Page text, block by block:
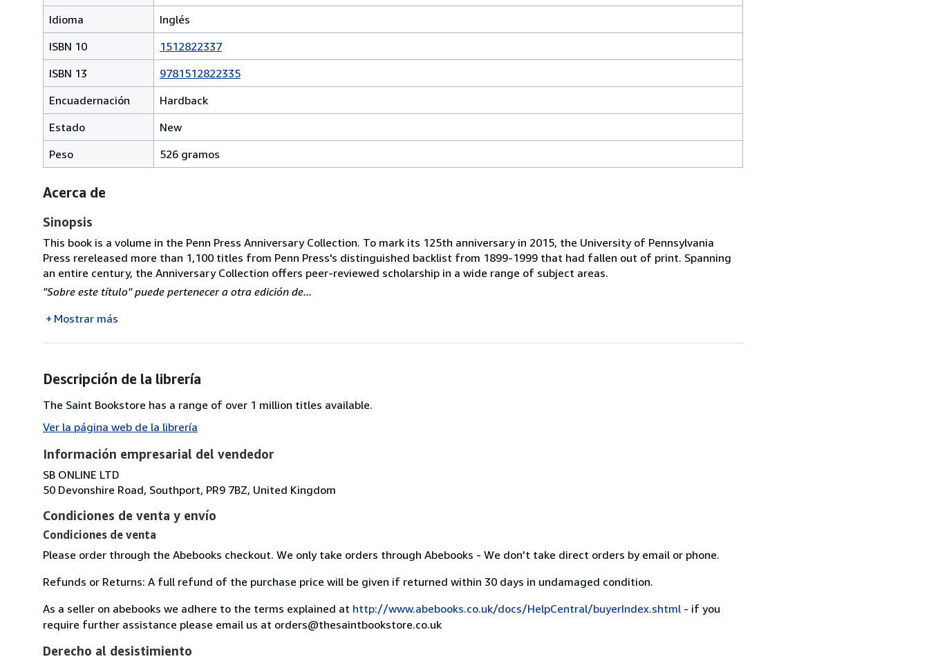
Idioma
Inglés
ISBN 10
1512822337
ISBN 13
9781512822335
Encuadernación
Hardback
Estado
New
Peso
526 gramos
Acerca de
Sinopsis
This book is a volume in the Penn Press Anniversary Collection. To mark its 125th anniversary in 2015, the University of Pennsylvania
Press rereleased more than 1,100 titles from Penn Press's distinguished backlist from 1899-1999 that had fallen out of print. Spanning
an entire century, the Anniversary Collection offers peer-reviewed scholarship in a wide range of subject areas.
"Sobre este título" puede pertenecer a otra edición de...
Mostrar más
Descripción de la librería
The Saint Bookstore has a range of over 1 million titles available.
Ver la página web de la librería
Información empresarial del vendedor
SB ONLINE LTD
50 Devonshire Road, Southport, PR9 7BZ, United Kingdom
Condiciones de venta y envío
Condiciones de venta
Please order through the Abebooks checkout. We only take orders through Abebooks - We don't take direct orders by email or phone.
Refunds or Returns: A full refund of the purchase price will be given if returned within 30 days in undamaged condition.
As a seller on abebooks we adhere to the terms explained at http://www.abebooks.co.uk/docs/HelpCentral/buyerIndex.shtml - if you
require further assistance please email us at orders@thesaintbookstore.co.uk
Derecho al desistimiento